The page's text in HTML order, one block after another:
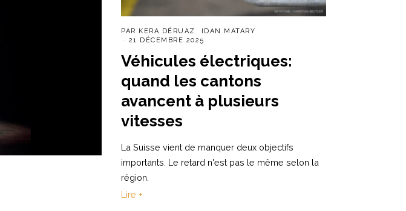
PAR KERA DÉRUAZ
IDAN MATARY
21 DÉCEMBRE 2025
Véhicules électriques:
quand les cantons
avancent à plusieurs
vitesses
La Suisse vient de manquer deux objectifs
importants. Le retard n'est pas le même selon la
région.
Lire +